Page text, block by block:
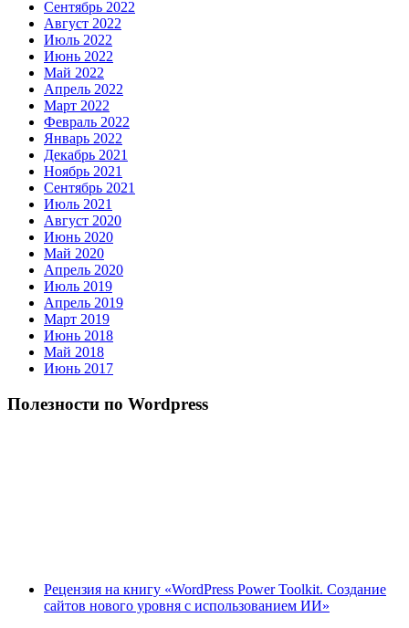
Сентябрь 2022
Август 2022
Июль 2022
Июнь 2022
Май 2022
Апрель 2022
Март 2022
Февраль 2022
Январь 2022
Декабрь 2021
Ноябрь 2021
Сентябрь 2021
Июль 2021
Август 2020
Июнь 2020
Май 2020
Апрель 2020
Июль 2019
Апрель 2019
Март 2019
Июнь 2018
Май 2018
Июнь 2017
Полезности по Wordpress
Рецензия на книгу «WordPress Power Toolkit. Создание
сайтов нового уровня с использованием ИИ»